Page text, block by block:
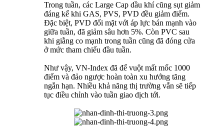
Trong tuần, các Large Cap dầu khí cũng sụt giảm
đáng kể khi GAS, PVS, PVD đều giảm điểm.
Đặc biệt, PVD đối mặt với áp lực bán mạnh vào
giữa tuần, đã giảm sâu hơn 5%. Còn PVC sau
khi giằng co mạnh trong tuần cũng đã đóng cửa
ở mức tham chiếu đầu tuần.
Như vậy, VN-Index đã để vuột mất mốc 1000
điểm và đảo ngược hoàn toàn xu hướng tăng
ngắn hạn. Nhiều khả năng thị trường vẫn sẽ tiếp
tục điều chỉnh vào tuần giao dịch tới.